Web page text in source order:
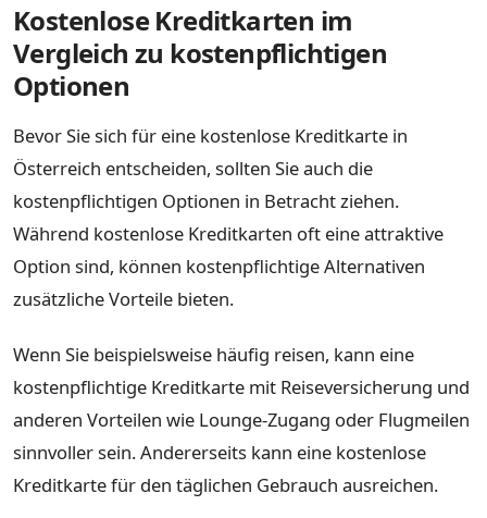
Kostenlose Kreditkarten im
Vergleich zu kostenpflichtigen
Optionen
Bevor Sie sich für eine kostenlose Kreditkarte in
Österreich entscheiden, sollten Sie auch die
kostenpflichtigen Optionen in Betracht ziehen.
Während kostenlose Kreditkarten oft eine attraktive
Option sind, können kostenpflichtige Alternativen
zusätzliche Vorteile bieten.
Wenn Sie beispielsweise häufig reisen, kann eine
kostenpflichtige Kreditkarte mit Reiseversicherung und
anderen Vorteilen wie Lounge-Zugang oder Flugmeilen
sinnvoller sein. Andererseits kann eine kostenlose
Kreditkarte für den täglichen Gebrauch ausreichen.